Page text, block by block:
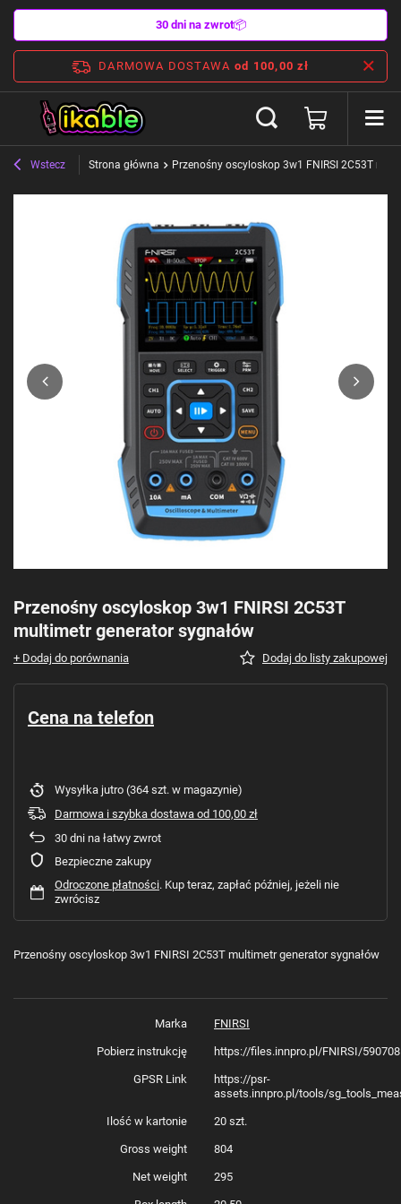
30 dni na zwrot📦
DARMOWA DOSTAWA od 100,00 zł
Wstecz Strona główna Przenośny oscyloskop 3w1 FNIRSI 2C53T
Przenośny oscyloskop 3w1 FNIRSI 2C53T
multimetr generator sygnałów
+ Dodaj do porównania Dodaj do listy zakupowej
Cena na telefon
Wysyłka jutro (364 szt. w magazynie)
Darmowa i szybka dostawa od 100,00 zł
30 dni na łatwy zwrot
Bezpieczne zakupy
Odroczone płatności. Kup teraz, zapłać później, jeżeli nie
zwrócisz
Przenośny oscyloskop 3w1 FNIRSI 2C53T multimetr generator sygnałów
Marka FNIRSI
Pobierz instrukcję https://files.innpro.pl/FNIRSI/
GPSR Link
https://psr-
assets.innpro.pl/tools/
Ilość w kartonie 20 szt.
Gross weight 804
Net weight 295